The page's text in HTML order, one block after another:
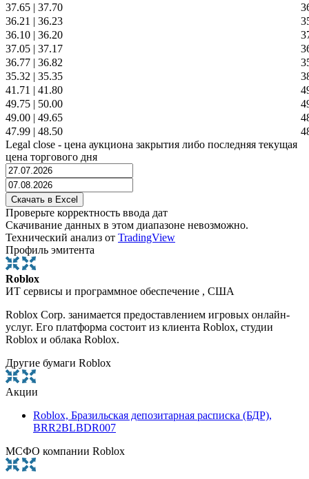
37.65 | 37.70
36.21 | 36.23
36.10 | 36.20
37.05 | 37.17
36.77 | 36.82
35.32 | 35.35
41.71 | 41.80
49.75 | 50.00
49.00 | 49.65
47.99 | 48.50
Legal close - цена аукциона закрытия либо последняя текущая
цена торгового дня
Проверьте корректность ввода дат
Скачивание данных в этом диапазоне невозможно.
Технический анализ от TradingView
Профиль эмитента
Roblox
ИТ сервисы и программное обеспечение , США
Roblox Corp. занимается предоставлением игровых онлайн-
услуг. Его платформа состоит из клиента Roblox, студии
Roblox и облака Roblox.
Другие бумаги Roblox
Акции
Roblox, Бразильская депозитарная расписка (БДР),
BRR2BLBDR007
МСФО компании Roblox